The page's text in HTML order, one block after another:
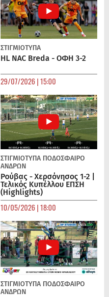
ΣΤΙΓΜΙΟΤΥΠΑ
HL NAC Breda - ΟΦΗ 3-2
29/07/2026 | 15:00
ΣΤΙΓΜΙΟΤΥΠΑ ΠΟΔΌΣΦΑΙΡΟ
ΑΝΔΡΏΝ
Ρούβας - Χερσόνησος 1-2 |
Τελικός Κυπέλλου ΕΠΣΗ
(Highlights)
10/05/2026 | 18:00
ΣΤΙΓΜΙΟΤΥΠΑ ΠΟΔΌΣΦΑΙΡΟ
ΑΝΔΡΏΝ